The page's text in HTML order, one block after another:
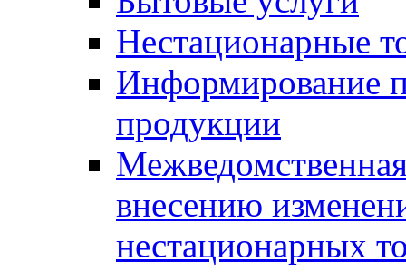
Нестационарные
Информирование
продукции
внесению
нестационарных